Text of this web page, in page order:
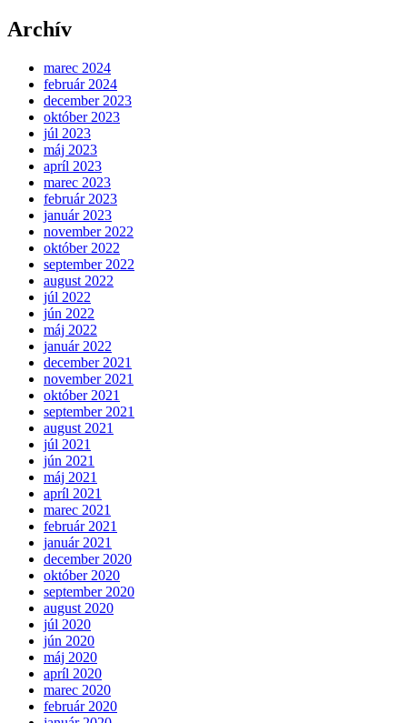
Archív
marec 2024
február 2024
december 2023
október 2023
júl 2023
máj 2023
apríl 2023
marec 2023
február 2023
január 2023
november 2022
október 2022
september 2022
august 2022
júl 2022
jún 2022
máj 2022
január 2022
december 2021
november 2021
október 2021
september 2021
august 2021
júl 2021
jún 2021
máj 2021
apríl 2021
marec 2021
február 2021
január 2021
december 2020
október 2020
september 2020
august 2020
júl 2020
jún 2020
máj 2020
apríl 2020
marec 2020
február 2020